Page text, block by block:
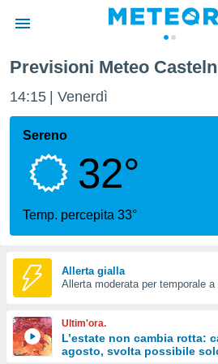
di
per
le
di
Web
le
Previsioni Meteo
14:15 Venerdì
Sereno
32°
Temp. percepita 33°
Allerta gialla
Allerta moderata per temporale
Ultim'ora.
L’estate non cambia rotta:
agosto, svolta possibile